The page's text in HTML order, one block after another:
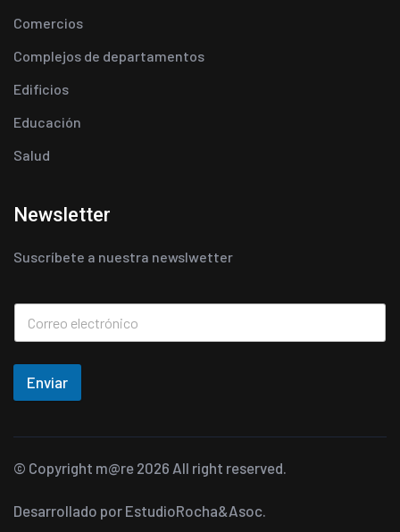
Comercios
Complejos de departamentos
Edificios
Educación
Salud
Newsletter
Suscríbete a nuestra newslwetter
Enviar
© Copyright m@re 2026 All right reserved.
Desarrollado por EstudioRocha&Asoc.